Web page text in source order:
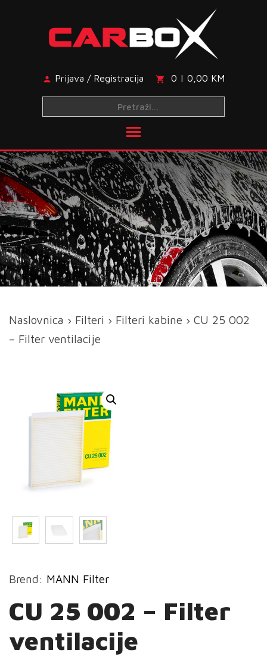
Prijava / Registracija 0 | 0,00 KM
Naslovnica › Filteri › Filteri kabine › CU 25 002
– Filter ventilacije
Brend: MANN Filter
CU 25 002 – Filter
ventilacije